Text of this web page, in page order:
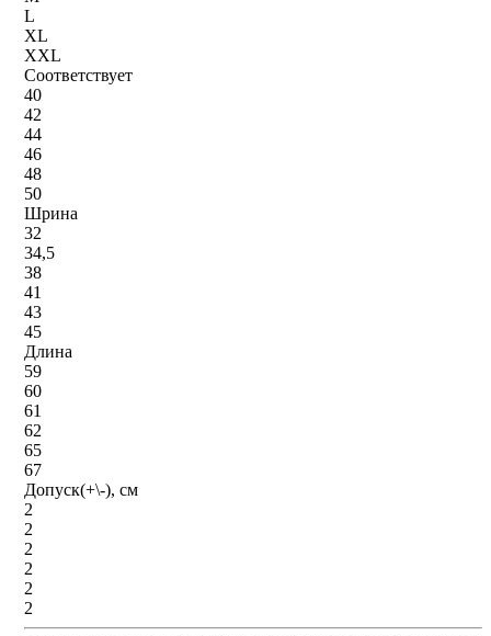
L
XL
XXL
Соответствует
40
42
44
46
48
50
Шрина
32
34,5
38
41
43
45
Длина
59
60
61
62
65
67
Допуск(+\-), см
2
2
2
2
2
2